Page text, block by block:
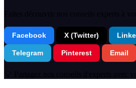
Faites découvrir nos conseils experts à
Facebook X (Twitter)
Telegram Pinterest Email
💡 Partagez nos conseils d'experts avec